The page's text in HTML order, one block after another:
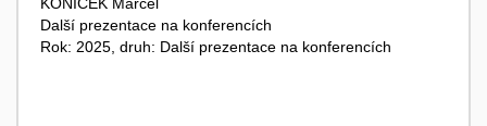
Další prezentace na konferencích
Rok: 2025, druh: Další prezentace na konferencích